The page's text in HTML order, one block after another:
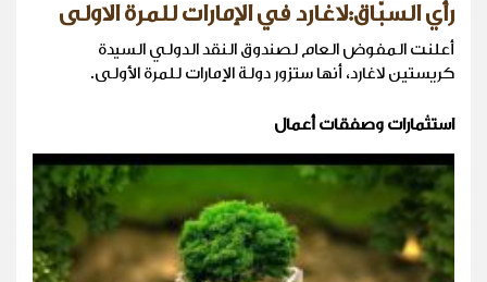
رأي السبّاق:لاغارد في الإمارات للمرة الاولى
أعلنت المفوض العام لصندوق النقد الدولي السيدة
كريستين لاغارد، أنها ستزور دولة الإمارات للمرة الأولى.
استثمارات وصفقات أعمال